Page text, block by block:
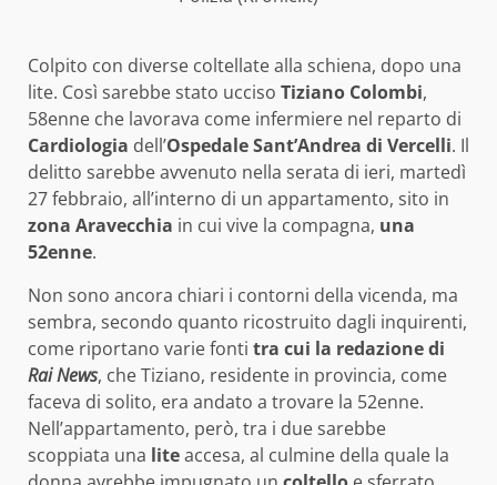
Colpito con diverse coltellate alla schiena, dopo una
lite. Così sarebbe stato ucciso Tiziano Colombi,
58enne che lavorava come infermiere nel reparto di
Cardiologia dell’OspedaleSant’Andrea di Vercelli. Il
delitto sarebbe avvenuto nella serata di ieri, martedì
27 febbraio, all’interno di un appartamento, sito in
zona Aravecchia in cui vive la compagna, una
52enne.
Non sono ancora chiari i contorni della vicenda, ma
sembra, secondo quanto ricostruito dagli inquirenti,
come riportano varie fonti tra cui la redazione di
Rai News, che Tiziano, residente in provincia, come
faceva di solito, era andato a trovare la 52enne.
Nell’appartamento, però, tra i due sarebbe
scoppiata una liteaccesa, al culmine della quale la